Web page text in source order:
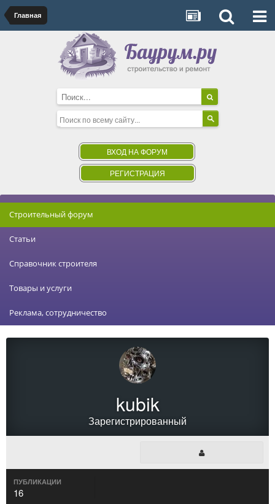
Главная
ВХОД НА ФОРУМ
РЕГИСТРАЦИЯ
Строительный форум
Статьи
Справочник строителя
Товары и услуги
Реклама, сотрудничество
kubik
Зарегистрированный
ПУБЛИКАЦИИ
16